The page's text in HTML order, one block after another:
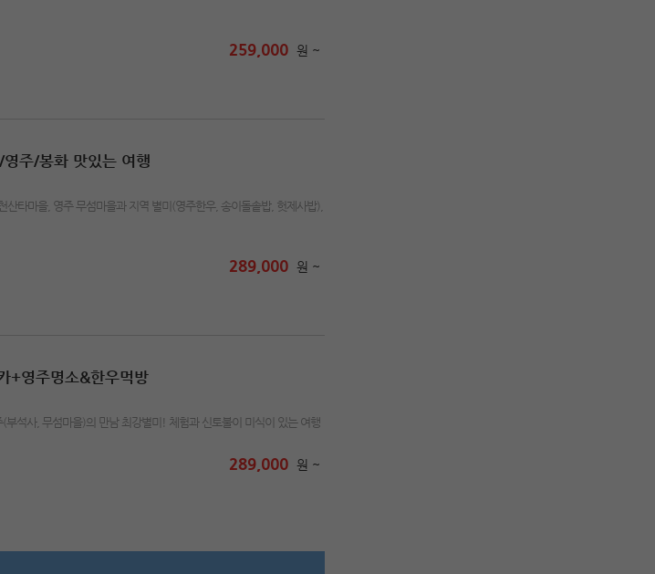
259,000 원 ~
주/봉화 맛있는 여행
타마을, 영주 무섬마을과 지역 별미(영주한우, 송이돌솥밥, 헛제사밥),
289,000 원 ~
+영주명소&한우먹방
석사, 무섬마을)의 만남 최강별미! 체험과 신토불이 미식이 있는 여행
289,000 원 ~